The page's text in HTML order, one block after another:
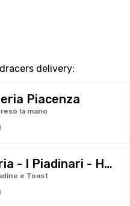
delivery:
Piacenza
la mano
La Tosteria - I Piadinari - Hamburgheria
e Toast